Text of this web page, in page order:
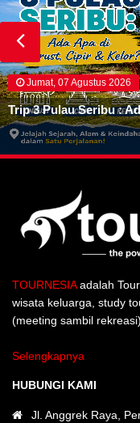
Jumat, 07 Agustus 2026
Trip 3 Pulau Seribu :
TOURNESIAadalah
wisata keluarga, study
(meeting sambil
Selengkapnya
HUBUNGI KAMI
Jl. Anggrek Raya,